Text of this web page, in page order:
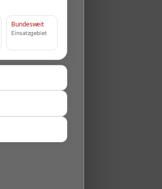
Bundesweit
Einsatzgebiet